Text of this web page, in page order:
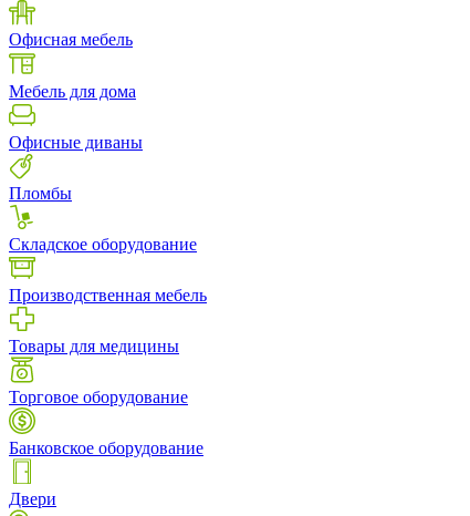
Офисная мебель
Мебель для дома
Офисные диваны
Пломбы
Складское оборудование
Производственная мебель
Товары для медицины
Торговое оборудование
Банковское оборудование
Двери